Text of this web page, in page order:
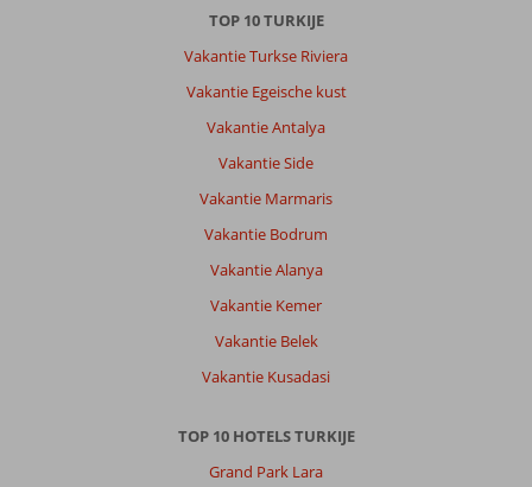
TOP 10 TURKIJE
Vakantie Turkse Riviera
Vakantie Egeische kust
Vakantie Antalya
Vakantie Side
Vakantie Marmaris
Vakantie Bodrum
Vakantie Alanya
Vakantie Kemer
Vakantie Belek
Vakantie Kusadasi
TOP 10 HOTELS TURKIJE
Grand Park Lara